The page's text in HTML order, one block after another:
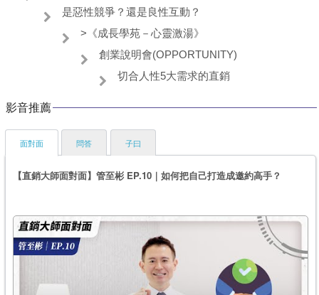
是惡性競爭？還是良性互動？
>《成長學苑－心靈激湯》
創業說明會(OPPORTUNITY)
切合人性5大需求的直銷
影音推薦
面對面
【直銷大師面對面】管至彬 EP.10｜如何把自己打造成邀約高手？
問答 子曰